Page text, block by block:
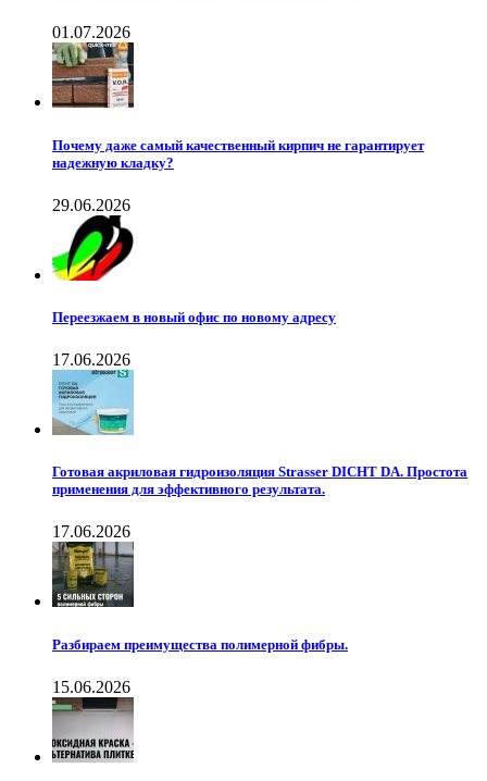
01.07.2026
Почему даже самый качественный кирпич не гарантирует
надежную кладку?
29.06.2026
Переезжаем в новый офис по новому адресу
17.06.2026
Готовая акриловая гидроизоляция Strasser DICHT DA. Простота
применения для эффективного результата.
17.06.2026
Разбираем преимущества полимерной фибры.
15.06.2026